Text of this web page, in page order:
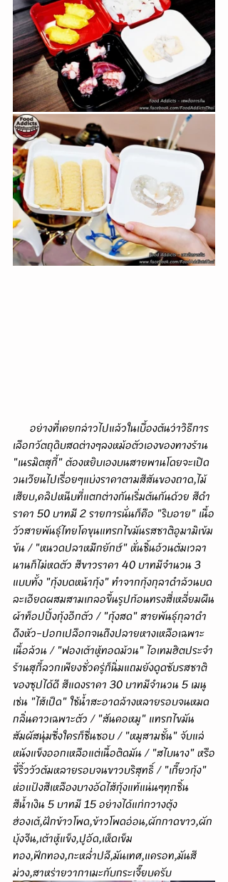
เลือกวัตถุดิบสดต่างๆลงหม้อตัวเองของทางร้าน
"เนรมิตสุกี้" ต้องหยิบเองบนสายพานโดยจะเปิด
วนเวียนไปเรื่อยๆแบ่งราคาตามสีสันของถาด,ไม้
เสียบ,คลิปหนีบที่แตกต่างกันเริ่มต้นกันด้วย สีดำ
ราคา 50 บาทมี 2 รายการนั่นก็คือ "ริบอาย" เนื้อ
วัวสายพันธุ์ไทยโคขุนแทรกไขมันรสชาติอูมามิเข้ม
ข้น / "หนวดปลาหมึกยักษ์" หั่นชิ้นอ้วนต้มเวลา
นานก็ไม่หดตัว สีขาวราคา 40 บาทมีจำนวน 3
แบบทั้ง "กุ้งบดหน้ากุ้ง" ทำจากกุ้งกุลาดำล้วนบด
ละเอียดผสมสามเกลอขึ้นรูปก้อนทรงสี่เหลี่ยมผืน
ผ้าท็อปปิ้งกุ้งอีกตัว / "กุ้งสด" สายพันธุ์กุลาดำ
ดึงหัว-ปอกเปลือกจนถึงปลายหางเหลือเฉพาะ
เนื้อล้วน / "ฟองเต้าหู้ทอดม้วน" ไอเทมฮิตประจำ
ร้านสุกี้ลวกเพียงชั่วครู่ก็นิ่มแถมยังดูดซับรสชาติ
ของซุปได้ดี สีแดงราคา 30 บาทมีจำนวน 5 เมนู
เช่น "ไส้เป็ด" ใช้น้ำสะอาดล้างหลายรอบจนหมด
กลิ่นคาวเฉพาะตัว / "สันคอหมู" แทรกไขมัน
สัมผัสนุ่มซึ่งใครก็ชื่นชอบ / "หมูสามชั้น" จับแล่
หนังแข็งออกเหลือแต่เนื้อติดมัน / "สไบนาง" หรือ
ขี้ริ้ววัวต้มหลายรอบจนขาวบริสุทธิ์ / "เกี๊ยวกุ้ง"
ห่อแป้งสีเหลืองบางอัดไส้กุ้งแท้แน่นๆทุกชิ้น
สีน้ำเงิน 5 บาทมี 15 อย่างได้แก่กวางตุ้ง
ฮ่องเต้,ฝักข้าวโพด,ข้าวโพดอ่อน,ผักกาดขาว,ผัก
บุ้งจีน,เต้าหู้แข็ง,ปูอัด,เห็ดเข็ม
ทอง,ฟักทอง,กะหล่ำปลี,มันเทศ,แครอท,มันสี
ม่วง,สาหร่ายวากาเมะกับกระเจี๊ยบครับ